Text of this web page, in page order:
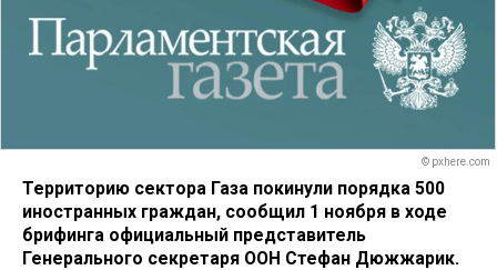
© pxhere.com
Территорию сектора Газа покинули порядка 500
иностранных граждан, сообщил 1 ноября в ходе
брифинга официальный представитель
Генерального секретаря ООН Стефан Дюжжарик.